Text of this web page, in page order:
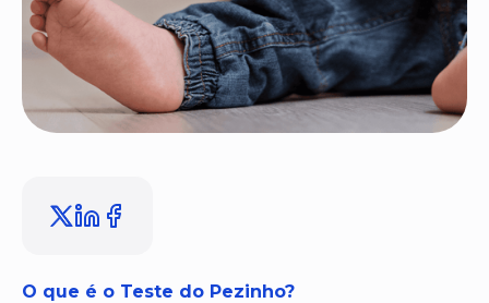
O que é o Teste do Pezinho?